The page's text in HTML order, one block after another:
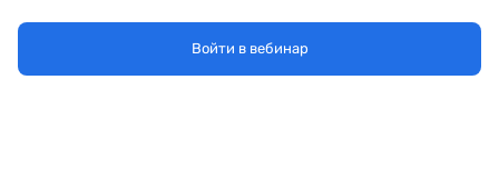
особенности онлайн-мониторинга сайтов медиа
Войти в вебинар